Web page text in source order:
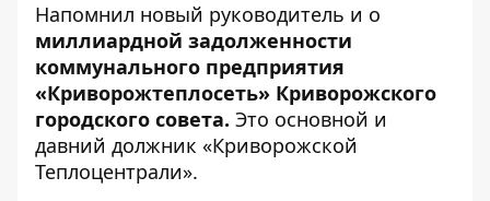
Напомнил новый руководитель и о
миллиардной задолженности
коммунального предприятия
«Криворожтеплосеть» Криворожского
городского совета. Это основной и
давний должник «Криворожской
Теплоцентрали».